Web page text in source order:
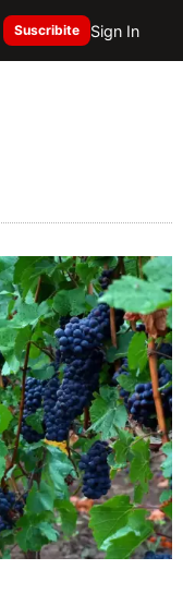
Suscribite Sign In